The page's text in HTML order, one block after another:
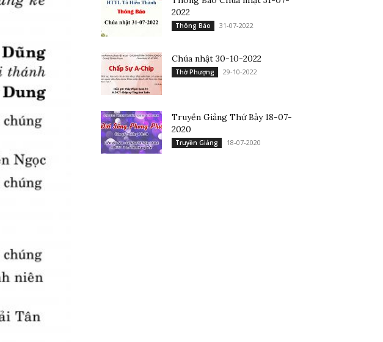
2022
Thông Báo 31-07-2022
Chúa nhật 30-10-2022
Thờ Phượng 29-10-2022
Truyền Giảng Thứ Bảy 18-07-
2020
Truyền Giảng 18-07-2020